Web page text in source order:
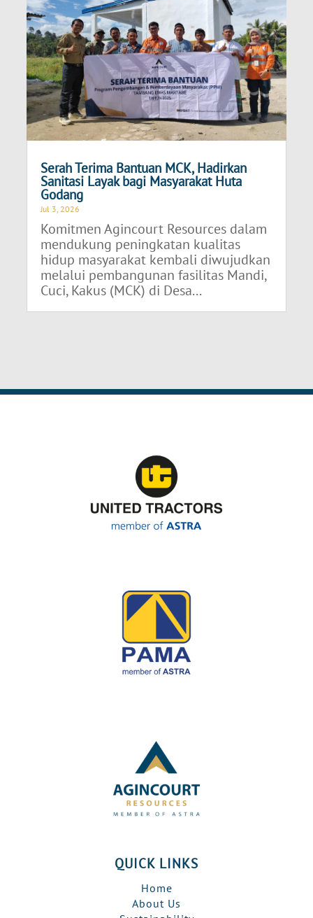
Serah Terima Bantuan MCK, Hadirkan
Sanitasi Layak bagi Masyarakat Huta
Godang
Jul 3, 2026
Komitmen Agincourt Resources dalam
mendukung peningkatan kualitas
hidup masyarakat kembali diwujudkan
melalui pembangunan fasilitas Mandi,
Cuci, Kakus (MCK) di Desa...
QUICK LINKS
Home
About Us